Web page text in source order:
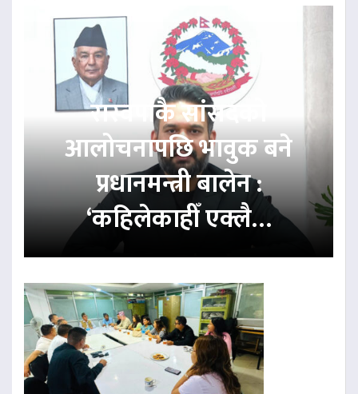
रास्वपाकै सांसदको
आलोचनापछि भावुक बने
प्रधानमन्त्री बालेन :
‘कहिलेकाहीँ एक्लै…